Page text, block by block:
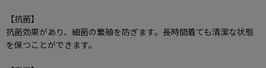
【抗菌】
抗菌効果があり、細菌の繁殖を防ぎます。長時間着ても清潔な状態
を保つことができます。